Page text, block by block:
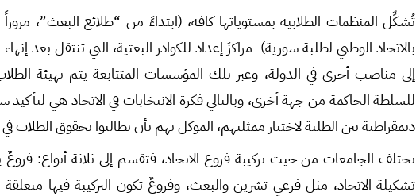
تُشكِّل المنظمات الطلابية بمستوياتها كافة، (ابتداءً من “طلائع البعث”، مروراً
بالاتحاد الوطني لطلبة سورية) مراكزَ إعداد للكوادر البعثية، التي تنتقل بعد إنهاء
إلى مناصب أخرى في الدولة، وعبر تلك المؤسسات المتتابعة يتم تهيئة
للسلطة الحاكمة من جهة أخرى، وبالتالي فكرة الانتخابات في الاتحاد هي لتأكيد
ديمقراطية بين الطلبة لاختيار ممثليهم، الموكل بهم بأن يطالبوا بحقوق الطلاب
تختلف الجامعات من حيث تركيبة فروع الاتحاد، فتقسم إلى ثلاثة أنواع:
تشكيلة الاتحاد، مثل فرعي تشرين والبعث، وفروعٌ تكون التركيبة فيها